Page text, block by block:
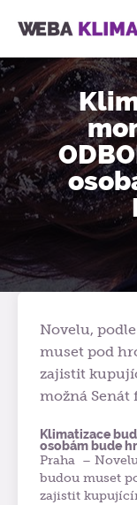
Novelu,
muset pod
zajistit
možná Senát
Klimatizace
osobám bude
Praha –
budou muset
zajistit